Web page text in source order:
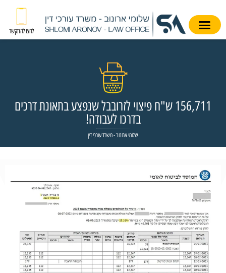
לחצו להתקשר
156,711 ש"ח פיצוי לזרובבל שנפצע בתאונת דרכים
בדרכו לעבודה!
שלומי ארונוב - משרד עורכי דין